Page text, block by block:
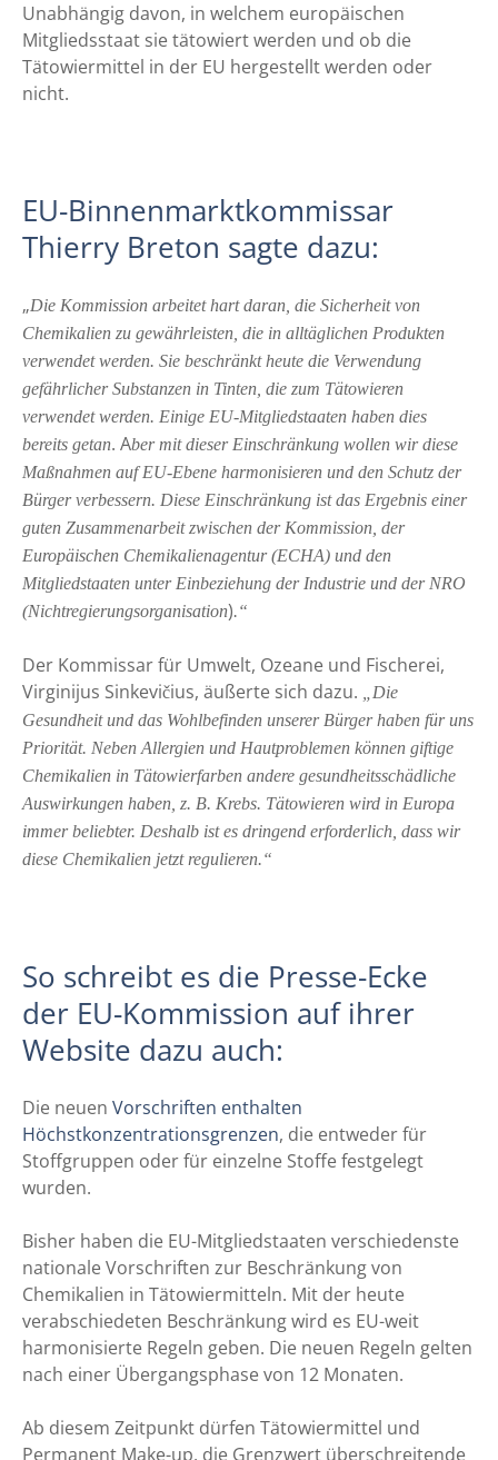
Unabhängig davon, in welchem europäischen
Mitgliedsstaat sie tätowiert werden und ob die
Tätowiermittel in der EU hergestellt werden oder
nicht.
EU-Binnenmarktkommissar
Thierry Breton sagte dazu:
„Die Kommission arbeitet hart daran, die Sicherheit von
Chemikalien zu gewährleisten, die in alltäglichen Produkten
verwendet werden. Sie beschränkt heute die Verwendung
gefährlicher Substanzen in Tinten, die zum Tätowieren
verwendet werden. Einige EU-Mitgliedstaaten haben dies
bereits getan. Aber mit dieser Einschränkung wollen wir diese
Maßnahmen auf EU-Ebene harmonisieren und den Schutz der
Bürger verbessern. Diese Einschränkung ist das Ergebnis einer
guten Zusammenarbeit zwischen der Kommission, der
Europäischen Chemikalienagentur (ECHA) und den
Mitgliedstaaten unter Einbeziehung der Industrie und der NRO
(Nichtregierungsorganisation).“
Der Kommissar für Umwelt, Ozeane und Fischerei,
Virginijus Sinkevičius, äußerte sich dazu.
„Die
Gesundheit und das Wohlbefinden unserer Bürger haben für uns
Priorität. Neben Allergien und Hautproblemen können giftige
Chemikalien in Tätowierfarben andere gesundheitsschädliche
Auswirkungen haben, z. B. Krebs. Tätowieren wird in Europa
immer beliebter. Deshalb ist es dringend erforderlich, dass wir
diese Chemikalien jetzt regulieren.“
So schreibt es die Presse-Ecke
der EU-Kommission auf ihrer
Website dazu auch:
Die neuen Vorschriften enthalten
Höchstkonzentrationsgrenzen, die entweder für
Stoffgruppen oder für einzelne Stoffe festgelegt
wurden.
Bisher haben die EU-Mitgliedstaaten verschiedenste
nationale Vorschriften zur Beschränkung von
Chemikalien in Tätowiermitteln. Mit der heute
verabschiedeten Beschränkung wird es EU-weit
harmonisierte Regeln geben. Die neuen Regeln gelten
nach einer Übergangsphase von 12 Monaten.
Ab diesem Zeitpunkt dürfen Tätowiermittel und
Permanent Make-up, die Grenzwert überschreitende